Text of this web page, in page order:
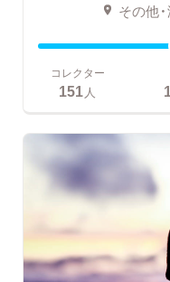
その他
コレクター
151人